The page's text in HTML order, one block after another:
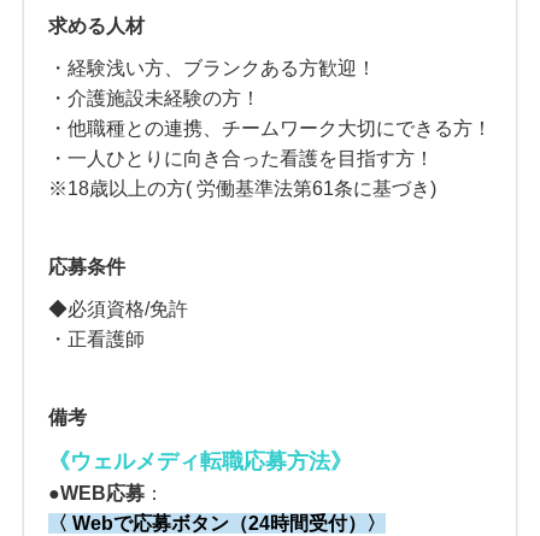
求める人材
・経験浅い方、ブランクある方歓迎！
・介護施設未経験の方！
・他職種との連携、チームワーク大切にできる方！
・一人ひとりに向き合った看護を目指す方！
※18歳以上の方( 労働基準法第61条に基づき)
応募条件
◆必須資格/免許
・正看護師
備考
《ウェルメディ転職応募方法》
●WEB応募 ：
〈 Webで応募ボタン（24時間受付）〉